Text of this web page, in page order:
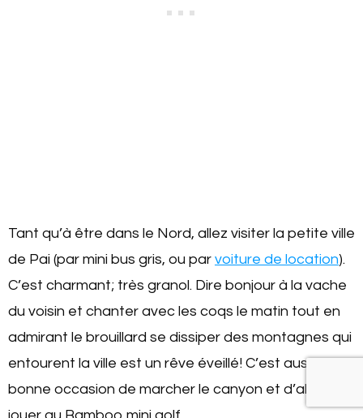
Tant qu’à être dans le Nord, allez visiter la petite ville
de Pai (par mini bus gris, ou par voiture de location).
C’est charmant; très granol. Dire bonjour à la vache
du voisin et chanter avec les coqs le matin tout en
admirant le brouillard se dissiper des montagnes qui
entourent la ville est un rêve éveillé! C’est aussi une
bonne occasion de marcher le canyon et d’aller